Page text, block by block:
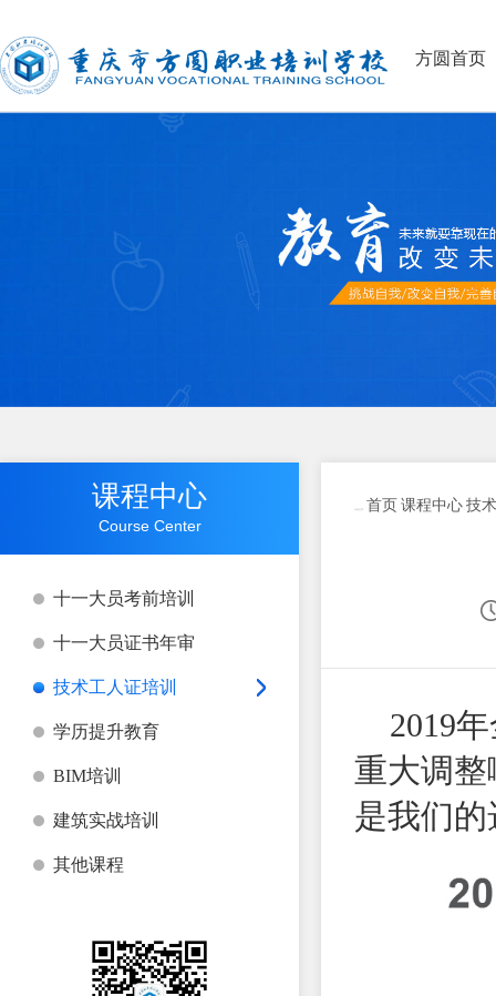
方圆首页
课程中心
Course Center
十一大员考前培训
十一大员证书年审
技术工人证培训
学历提升教育
BIM培训
建筑实战培训
其他课程
首页 课程中心 技
2019年
重大调
是我们